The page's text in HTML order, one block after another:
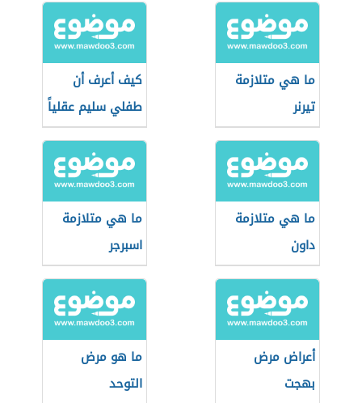
ما هي متلازمة
تيرنر
كيف أعرف أن
طفلي سليم عقلياً
ما هي متلازمة
داون
ما هي متلازمة
اسبرجر
أعراض مرض
بهجت
ما هو مرض
التوحد